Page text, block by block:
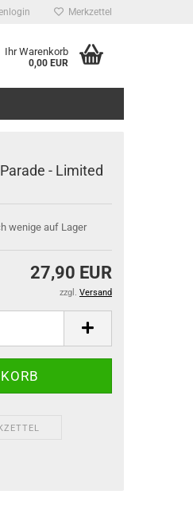
Merkzettel
Ihr Warenkorb
0,00 EUR
- Limited
wenige auf Lager
27,90 EUR
zzgl. Versand